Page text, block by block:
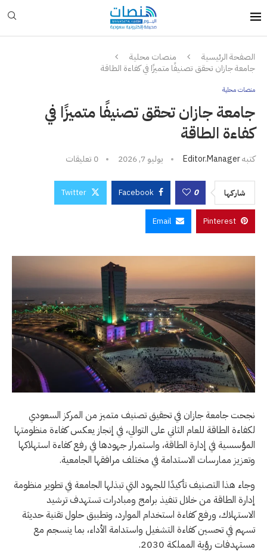
الصفحة الرئيسية
منصات محلية
جامعة جازان تحقق تصنيفًا متميزًا في كفاءة الطاقة
منصات محلية
جامعة جازان تحقق تصنيفًا متميزًا في
كفاءة الطاقة
كتبهEditor.manager يوليو 7, 2026 0 تعليقات
شاركها 0
Facebook
Twitter
Pinterest
Email
نجحت جامعة جازان في تحقيق تصنيف متميز من المركز السعودي
لكفاءة الطاقة للعام الثاني على التوالي، في إنجاز يعكس كفاءة منظومتها
المؤسسية في إدارة الطاقة، واستمرار جهودها في رفع كفاءة استهلاكها
وتعزيز ممارسات الاستدامة في مختلف مرافقها الجامعية.
وجاء هذا التصنيف تأكيدًا للجهود التي تبذلها الجامعة في تطوير منظومة
إدارة الطاقة من خلال تنفيذ برامج ومبادرات تستهدف ترشيد
الاستهلاك، ورفع كفاءة استخدام الموارد، وتطبيق حلول تقنية حديثة
تسهم في تحسين كفاءة التشغيل واستدامة الأداء، بما ينسجم مع
مستهدفات رؤية المملكة 2030.